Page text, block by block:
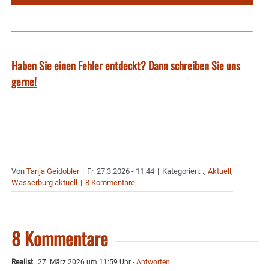
Haben Sie einen Fehler entdeckt? Dann schreiben Sie uns
gerne!
Von Tanja Geidobler | Fr. 27.3.2026 - 11:44 | Kategorien: ., Aktuell ,
Wasserburg aktuell
| 8 Kommentare
8 Kommentare
Realist 27. März 2026 um 11:59 Uhr - Antworten